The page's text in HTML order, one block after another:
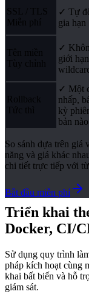
SSL / TLS
Miễn phí
✓ Tự
gia hạn
Tên miền
Tùy chỉnh
✓
giới
Rollback
Tức thì
✓ Một
nhấp,
kỳ
bản nào
So sánh dựa trên giá
năng và giá khác
chi tiết trực tiếp với
Bắt đầu miễn phí
Triển khai
Docker, CI/
Sử dụng quy trình
pháp kích hoạt cùng
khai bất biến và hỗ
giám sát.